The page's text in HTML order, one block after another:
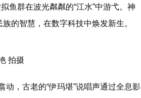
鱼群在波光粼粼的“江水”中游弋。神
的智慧，在数字科技中焕发新生。
拍摄
动，古老的“伊玛堪”说唱声通过全息影